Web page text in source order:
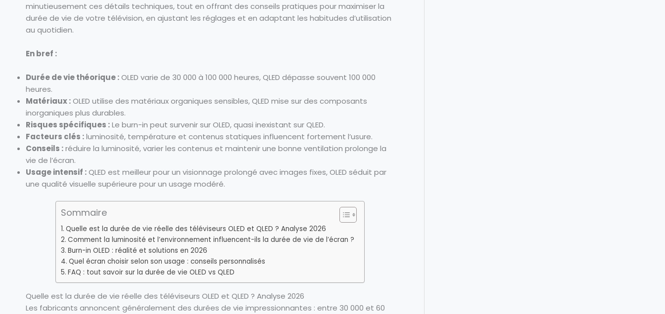
minutieusement ces détails techniques, tout en offrant des conseils pratiques pour maximiser la
durée de vie de votre télévision, en ajustant les réglages et en adaptant les habitudes d’utilisation
au quotidien.
En bref :
Durée de vie théorique :OLED varie de 30 000 à 100 000 heures, QLED dépasse souvent 100 000
heures.
Matériaux :OLED utilise des matériaux organiques sensibles, QLED mise sur des composants
inorganiques plus durables.
Risques spécifiques :Le burn-in peut survenir sur OLED, quasi inexistant sur QLED.
Facteurs clés :luminosité, température et contenus statiques influencent fortement l’usure.
Conseils :réduire la luminosité, varier les contenus et maintenir une bonne ventilation prolonge la
vie de l’écran.
Usage intensif :QLED est meilleur pour un visionnage prolongé avec images fixes, OLED séduit par
une qualité visuelle supérieure pour un usage modéré.
Sommaire
Quelle est la durée de vie réelle des téléviseurs OLED et QLED ? Analyse 2026
Comment la luminosité et l’environnement influencent-ils la durée de vie de l’écran ?
Burn-in OLED : réalité et solutions en 2026
Quel écran choisir selon son usage : conseils personnalisés
FAQ : tout savoir sur la durée de vie OLED vs QLED
Quelle est la durée de vie réelle des téléviseurs OLED et QLED ? Analyse 2026
Les fabricants annoncent généralement des durées de vie impressionnantes : entre 30 000 et 60